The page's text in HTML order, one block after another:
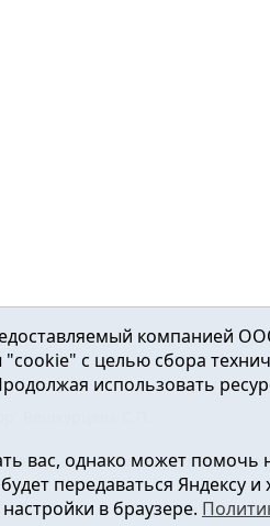
Вешкурцева С.П.
службой по
компанией
с целью сбора
использовать
однако может помочь
передаваться Яндексу и
в браузере.